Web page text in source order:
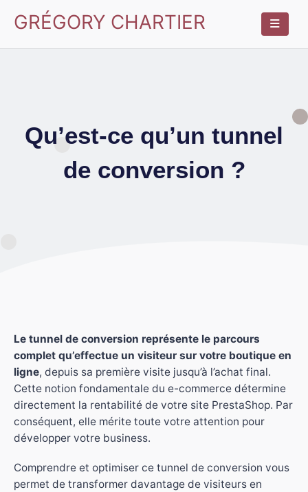
GRÉGORY CHARTIER
Qu’est-ce qu’un tunnel
de conversion ?
Le tunnel de conversion représente le parcours
complet qu’effectue un visiteur sur votre boutique en
ligne, depuis sa première visite jusqu’à l’achat final.
Cette notion fondamentale du e-commerce détermine
directement la rentabilité de votre site PrestaShop. Par
conséquent, elle mérite toute votre attention pour
développer votre business.
Comprendre et optimiser ce tunnel de conversion vous
permet de transformer davantage de visiteurs en